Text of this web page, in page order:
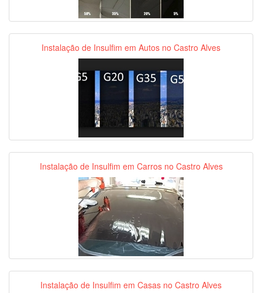
Instalação de Insulfim em Autos no Castro Alves
Instalação de Insulfim em Carros no Castro Alves
Instalação de Insulfim em Casas no Castro Alves